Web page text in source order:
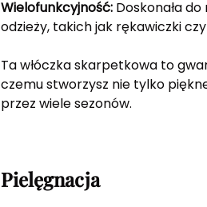
Wielofunkcyjność: Doskonała
odzieży, takich jak rękawiczki
Ta włóczka skarpetkowa to
czemu stworzysz nie tylko
przez wiele sezonów.
Pielęgnacja